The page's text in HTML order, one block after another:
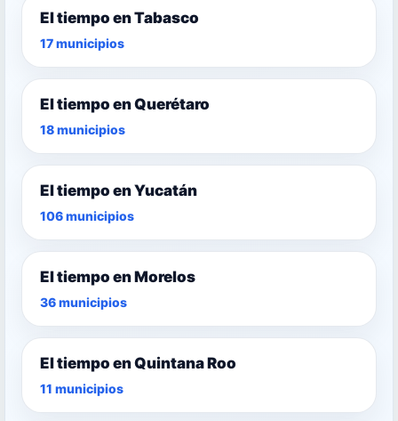
El tiempo en Tabasco
17 municipios
El tiempo en Querétaro
18 municipios
El tiempo en Yucatán
106 municipios
El tiempo en Morelos
36 municipios
El tiempo en Quintana Roo
11 municipios